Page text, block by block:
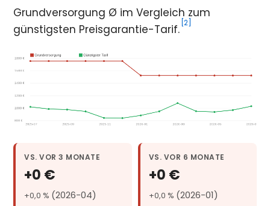
Grundversorgung Ø im Vergleich zum
günstigsten Preisgarantie-Tarif. [2]
VS. VOR 3 MONATE
+0 €
+0,0 % (2026-04)
VS. VOR 6 MONATE
+0 €
+0,0 % (2026-01)